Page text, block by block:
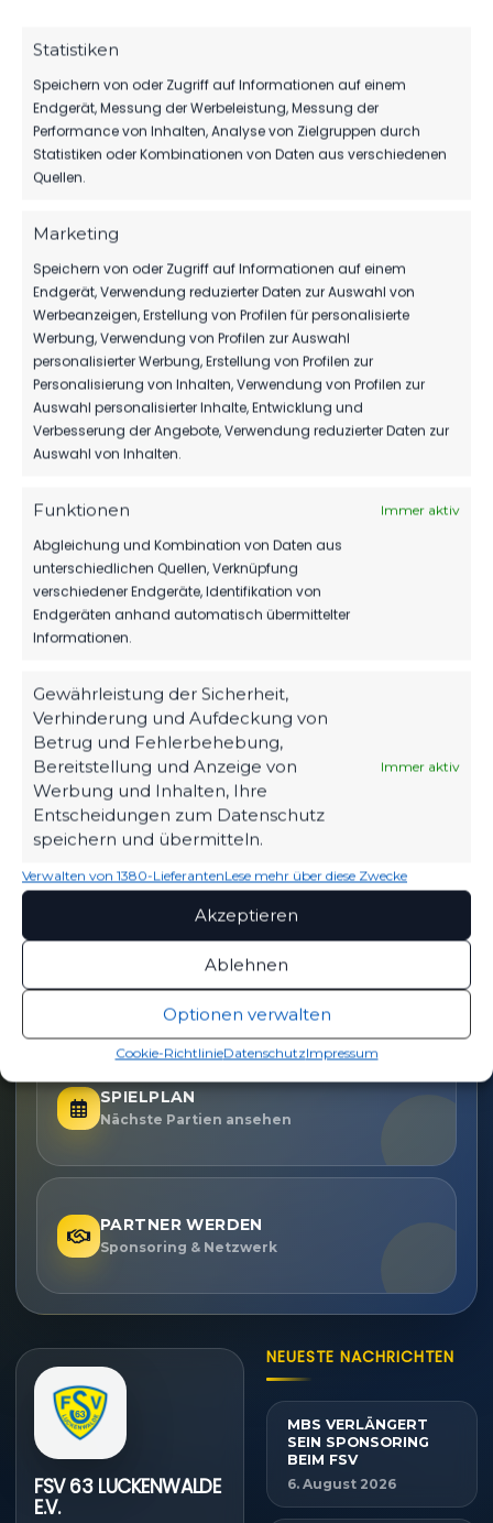
Statistiken
Speichern von oder Zugriff auf Informationen auf einem
Endgerät, Messung der Werbeleistung, Messung der
Performance von Inhalten, Analyse von Zielgruppen durch
Statistiken oder Kombinationen von Daten aus verschiedenen
Quellen.
Marketing
Speichern von oder Zugriff auf Informationen auf einem
Endgerät, Verwendung reduzierter Daten zur Auswahl von
Werbeanzeigen, Erstellung von Profilen für personalisierte
Werbung, Verwendung von Profilen zur Auswahl
personalisierter Werbung, Erstellung von Profilen zur
Personalisierung von Inhalten, Verwendung von Profilen zur
Auswahl personalisierter Inhalte, Entwicklung und
Verbesserung der Angebote, Verwendung reduzierter Daten zur
Auswahl von Inhalten.
Funktionen Immer aktiv
Abgleichung und Kombination von Daten aus
unterschiedlichen Quellen, Verknüpfung
verschiedener Endgeräte, Identifikation von
Endgeräten anhand automatisch übermittelter
Informationen.
Gewährleistung der Sicherheit,
Verhinderung und Aufdeckung von
Betrug und Fehlerbehebung,
Bereitstellung und Anzeige von
Werbung und Inhalten, Ihre
Entscheidungen zum Datenschutz
speichern und übermitteln.
Immer aktiv
Verwalten von 1380-LieferantenLese mehr über diese Zwecke
Akzeptieren
Ablehnen
Optionen verwalten
Cookie-RichtlinieDatenschutzImpressum
09:00
Uhr
Zeuthen
ÄHNLICHE BEITRÄGE
Zeuthen vs FSV 63
5. Oktober 2024
Ähnlicher Beitrag
29. März 2025
Ähnlicher Beitrag
SC Eintracht Miersdorf/​
Zeuthen vs FSV 63
Luckenwalde E2-Jugend
5. November 2025
Ähnlicher Beitrag
OFFIZIELLE VEREINSSEITE
DEIN HEIMSPIEL. DEIN FSV.
Tickets, Spielplan, News und Vereinsinfos – alles
kompakt auf einen Blick.
Eintrittspreise & Spieltag
SPIELPLAN
Nächste Partien ansehen
PARTNER WERDEN
Sponsoring & Netzwerk
FSV 63 LUCKENWALDE
E.V.
NEUESTE NACHRICHTEN
MBS VERLÄNGERT
SEIN SPONSORING
BEIM FSV
6. August 2026